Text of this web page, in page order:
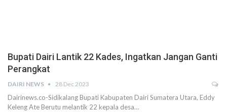
Bupati Dairi Lantik 22 Kades, Ingatkan Jangan Ganti
Perangkat
DAIRI NEWS 28 Dec 2023
Dairinews.co-Sidikalang Bupati Kabupaten Dairi Sumatera Utara, Eddy
Keleng Ate Berutu melantik 22 kepala desa…